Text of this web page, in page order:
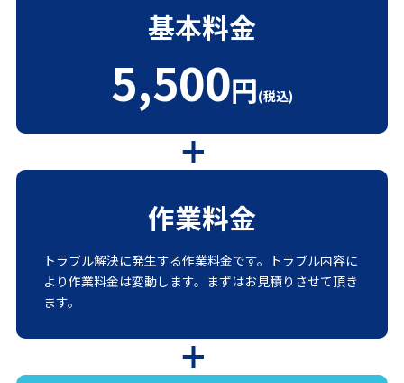
基本料金
5,500円(税込)
作業料金
トラブル解決に発生する作業料金です。トラブル内容に
より作業料金は変動します。まずはお見積りさせて頂き
ます。